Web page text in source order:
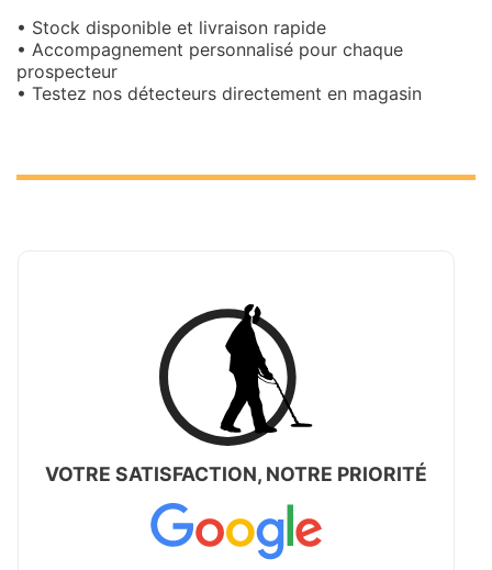
• Stock disponible et livraison rapide
• Accompagnement personnalisé pour chaque
prospecteur
• Testez nos détecteurs directement en magasin
VOTRE SATISFACTION, NOTRE PRIORITÉ